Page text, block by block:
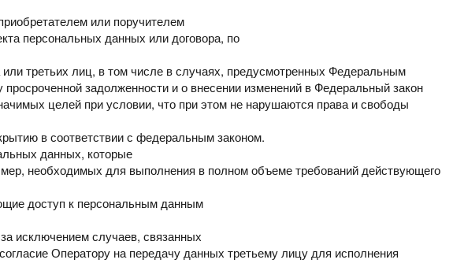
или поручителем
персональных данных или договора, по
третьих лиц, в том числе в случаях, предусмотренных Федеральным
просроченнойзадолженности и о внесении изменений в Федеральный закон
целей при условии, что при этом не нарушаются права и свободы
в соответствии с федеральнымзаконом.
данных, которые
мер, необходимых для выполнения в полном объеме требований действующего
доступ к персональным данным
исключением случаев, связанных
Оператору на передачу данных третьему лицу для исполнения